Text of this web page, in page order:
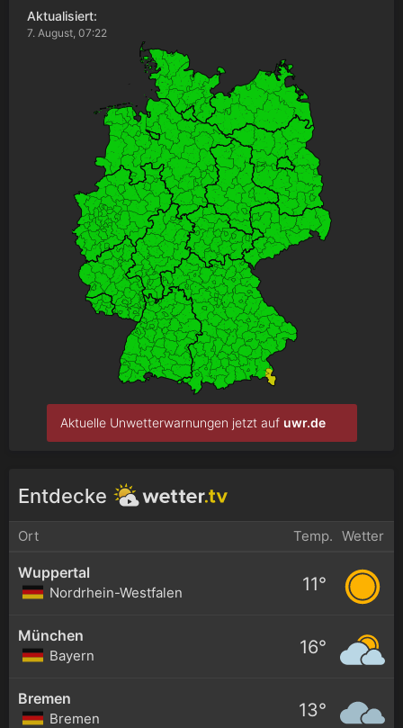
Aktualisiert:
7. August, 07:22
Aktuelle Unwetterwarnungen jetzt auf uwr.de
Entdecke
Ort Temp. Wetter
Wuppertal
Nordrhein-Westfalen 11°
München
Bayern 16°
Bremen
Bremen 13°